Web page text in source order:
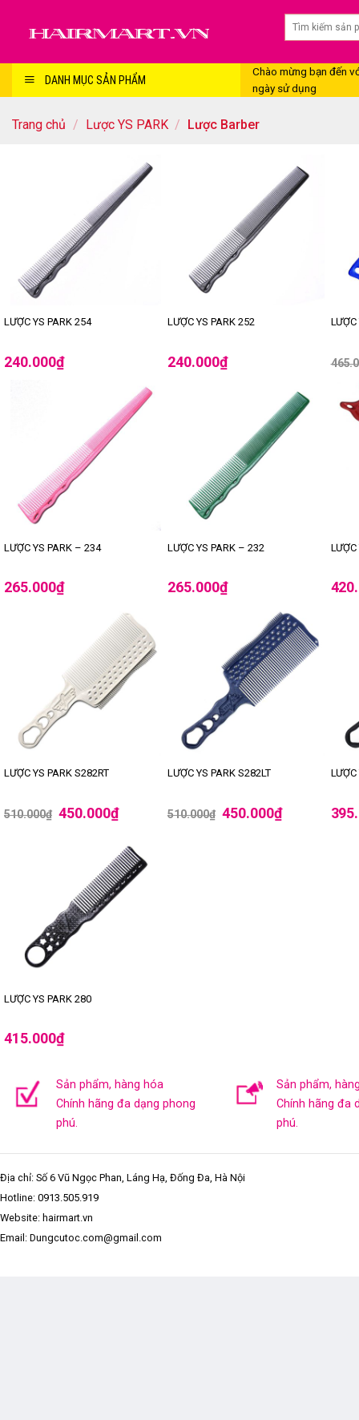
DANH MỤC SẢN PHẨM
Chào mừng bạn đến
ngày sử dụng
Trang chủ / Lược YS PARK / Lược Barber
LƯỢC YS PARK 254
240.000₫
LƯỢC YS PARK 252
240.000₫
LƯỢC YS PARK – 234
265.000₫
LƯỢC YS PARK – 232
265.000₫
LƯỢC YS PARK S282RT
510.000₫ 450.000₫
LƯỢC YS PARK S282LT
510.000₫ 450.000₫
LƯỢC YS PARK 280
415.000₫
Sản phẩm, hàng hóa
Chính hãng đa dạng phong
phú.
Sản phẩm,
Chính hãng đa
phú.
Địa chỉ: Số 6 Vũ Ngọc Phan, Láng Hạ, Đống Đa, Hà Nội
Hotline: 0913.505.919
Website: hairmart.vn
Email: Dungcutoc.com@gmail.com